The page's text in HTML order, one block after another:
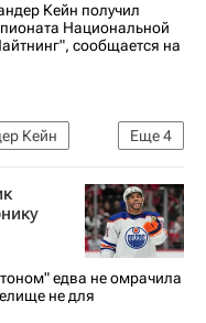
Кейн получил
Национальной
сообщается на
Еще4
Кейн
едва не омрачила
не для